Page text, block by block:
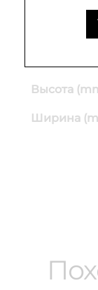
Цвет
Высота
Ширина